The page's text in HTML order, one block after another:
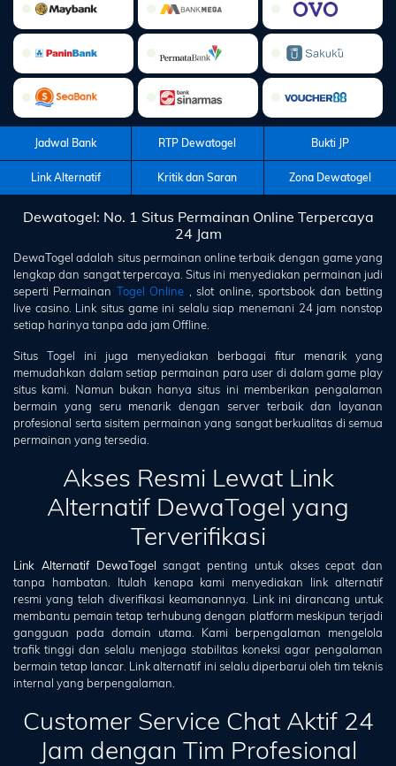
Jadwal Bank RTP Dewatogel Bukti JP
Link Alternatif Kritik dan Saran Zona Dewatogel
Dewatogel: No. 1 Situs Permainan Online Terpercaya
24 Jam
DewaTogel adalah situs permainan online terbaik dengan game yang
lengkap dan sangat terpercaya. Situs ini menyediakan permainan judi
seperti Permainan Togel Online , slot online, sportsbook dan betting
live casino. Link situs game ini selalu siap menemani 24 jam nonstop
setiap harinya tanpa ada jam Offline.
Situs Togel ini juga menyediakan berbagai fitur menarik yang
memudahkan dalam setiap permainan para user di dalam game play
situs kami. Namun bukan hanya situs ini memberikan pengalaman
bermain yang seru menarik dengan server terbaik dan layanan
profesional serta sisitem permainan yang sangat berkualitas di semua
permainan yang tersedia.
Akses Resmi Lewat Link
Alternatif DewaTogel yang
Terverifikasi
Link Alternatif DewaTogel sangat penting untuk akses cepat dan
tanpa hambatan. Itulah kenapa kami menyediakan link alternatif
resmi yang telah diverifikasi keamanannya. Link ini dirancang untuk
membantu pemain tetap terhubung dengan platform meskipun terjadi
gangguan pada domain utama. Kami berpengalaman mengelola
trafik tinggi dan selalu menjaga stabilitas koneksi agar pengalaman
bermain tetap lancar. Link alternatif ini selalu diperbarui oleh tim teknis
internal yang berpengalaman.
Customer Service Chat Aktif 24
Jam dengan Tim Profesional